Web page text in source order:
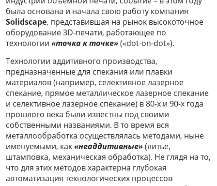
была основана и начала свою работу компания
Solidscape, представившая на рынок высокоточное
оборудование 3D-печати, работающее по
технологии «точка к точке»(«dot-on-dot»).
Технологии аддитивного производства,
предназначенные для спекания или плавки
материалов (например, селективное лазерное
спекание, прямое металлическое лазерное спекание
и селективное лазерное спекание) в 80-х и 90-х года
прошлого века были известны под своими
собственными названиями. В то время вся
металлообработка осуществлялась методами, ныне
именуемыми, как«неаддитивные»(литье,
штамповка, механическая обработка). Не глядя на то,
что для этих методов характерна глубокая
автоматизация технологических процессов